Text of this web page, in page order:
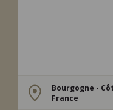
Bourgogne -
France